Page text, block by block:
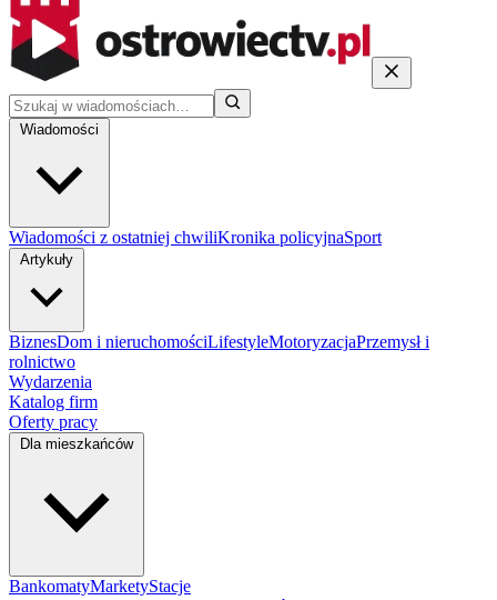
Wiadomości
Wiadomości z ostatniej chwiliKronika policyjnaSport
Artykuły
BiznesDom i nieruchomościLifestyleMotoryzacjaPrzemysł i
rolnictwo
Wydarzenia
Katalog firm
Oferty pracy
Dla mieszkańców
BankomatyMarketyStacje